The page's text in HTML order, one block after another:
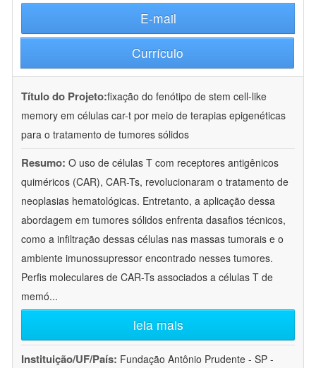
E-mail
Currículo
Título do Projeto:fixação do fenótipo de stem cell-like
memory em células car-t por meio de terapias epigenéticas
para o tratamento de tumores sólidos
Resumo: O uso de células T com receptores antigênicos
quiméricos (CAR), CAR-Ts, revolucionaram o tratamento de
neoplasias hematológicas. Entretanto, a aplicação dessa
abordagem em tumores sólidos enfrenta dasafios técnicos,
como a infiltração dessas células nas massas tumorais e o
ambiente imunossupressor encontrado nesses tumores.
Perfis moleculares de CAR-Ts associados a células T de
memó...
leia mais
Instituição/UF/País: Fundação Antônio Prudente - SP -